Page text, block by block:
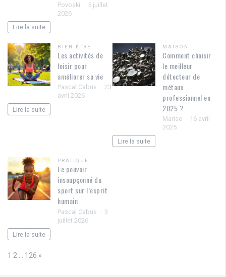
Povoski
5 juillet
2026
Lire la suite
BIEN-ÊTRE
Les activités de
loisir pour
améliorer sa vie
Pascal Cabus
23
avril 2026
Lire la suite
MAISON
Comment choisir
le meilleur
détecteur de
métaux
professionnel en
2025 ?
Marise
16 avril
2025
Lire la suite
PRATIQUE
Le pouvoir
insoupçonné du
sport sur l’esprit
humain
Pascal Cabus
3
juillet 2026
Lire la suite
Page:
1 2 126 Next
»